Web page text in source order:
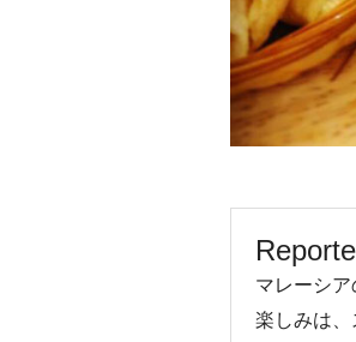
マレーシ
楽しみは、